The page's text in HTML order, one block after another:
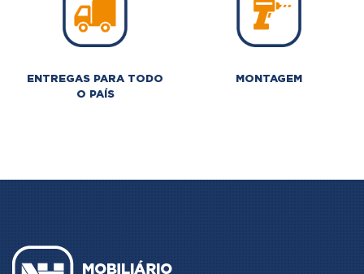
ENTREGAS PARA TODO
O PAÍS
MONTAGEM